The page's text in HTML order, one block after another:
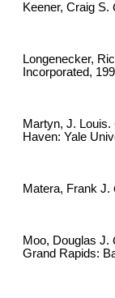
Keener, Craig S.
Longenecker,
Incorporated,
Martyn, J. Louis.
Haven: Yale
Matera, Frank J.
Moo, Douglas J.
Grand Rapids: